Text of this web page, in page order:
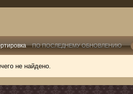
ПО ПОСЛЕДНЕМУ ОБНОВЛЕНИЮ
не найдено.